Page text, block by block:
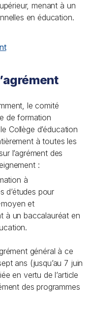
menant à un
en éducation.
le comité
de formation
Collège d’éducation
à toutes les
l’agrément des
:
à
d’études pour
et
à un baccalauréat en
général à ce
ans (jusqu’au 7 juin
en vertu de l’article
des programmes